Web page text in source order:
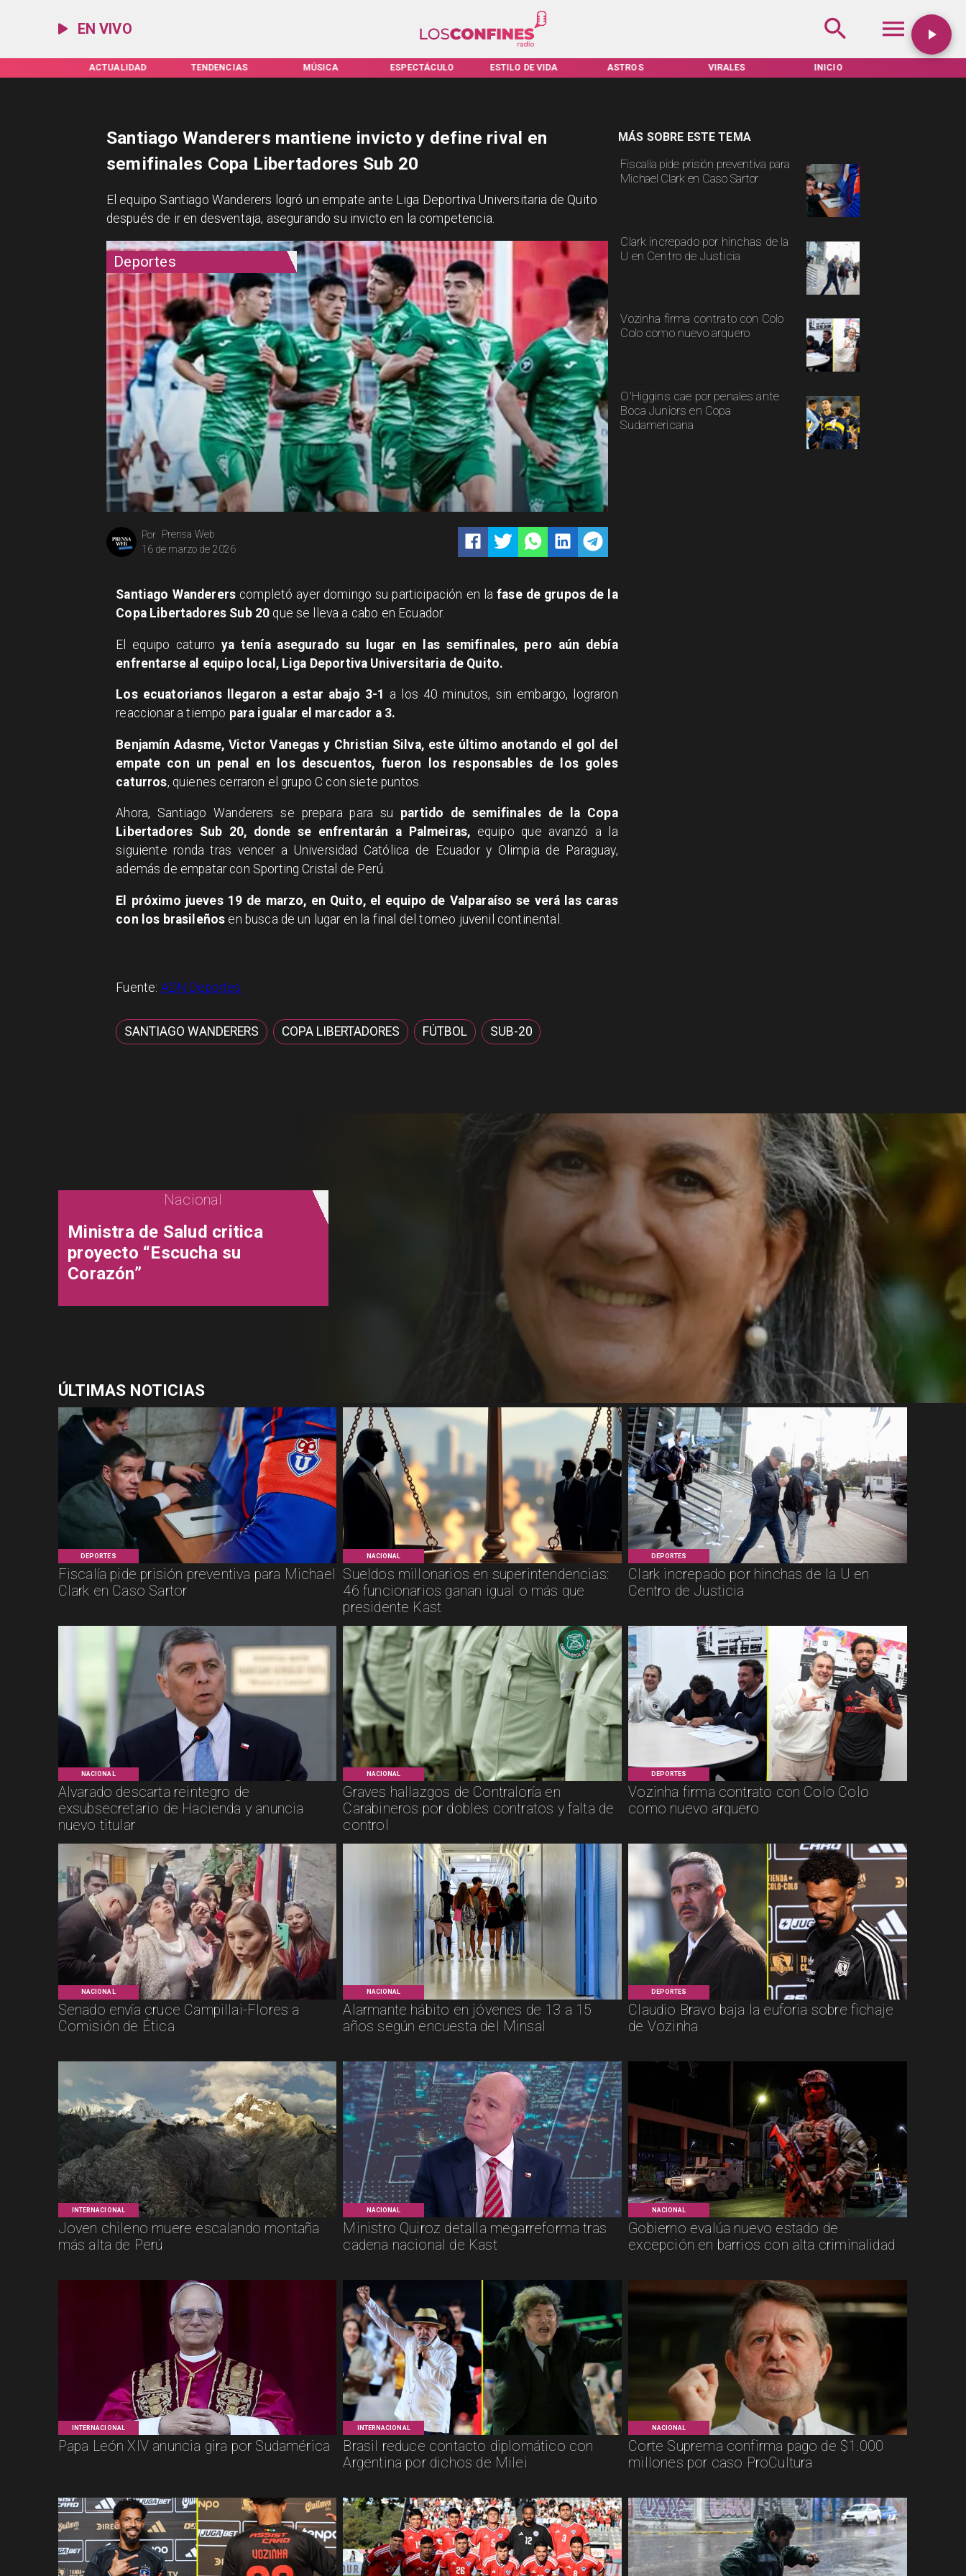
EN VIVO
TENDENCIAS MÚSICA ESPECTÁCULO ESTILO DE VIDA ASTROS VIRALES INICIO TARIFAS SERVEL
Deportes
Prensa Web
Por
16 de marzo de 2026
Fiscalía pide prisión preventiva para
Michael Clark en Caso Sartor
Clark increpado por hinchas de la
U en Centro de Justicia
Vozinha firma contrato con Colo
Colo como nuevo arquero
O'Higgins cae por penales ante
Boca Juniors en Copa
Sudamericana
MÁS SOBRE ESTE TEMA
Santiago Wanderers mantiene invicto y define rival en
semifinales Copa Libertadores Sub 20
El equipo Santiago Wanderers logró un empate ante Liga Deportiva Universitaria de Quito
después de ir en desventaja, asegurando su invicto en la competencia.
Santiago Wanderers completó ayer domingo su participación en lafase de grupos de la
Copa Libertadores Sub 20 que se lleva a cabo en Ecuador.
El equipo caturro ya tenía asegurado su lugar en las semifinales, pero aún debía
enfrentarse al equipo local, Liga Deportiva Universitaria de Quito.
Los ecuatorianos llegaron a estar abajo 3-1 a los 40 minutos, sin embargo, lograron
reaccionar a tiempo para igualar el marcador a 3.
Benjamín Adasme, Victor Vanegas y Christian Silva, este último anotando el gol del
empate con un penal en los descuentos, fueron los responsables de los goles
caturros, quienes cerraron el grupo C con siete puntos.
Ahora, Santiago Wanderers se prepara para su partido de semifinales de la Copa
Libertadores Sub 20, donde se enfrentarán a Palmeiras, equipo que avanzó a la
siguiente ronda tras vencer a Universidad Católica de Ecuador y Olimpia de Paraguay,
además de empatar con Sporting Cristal de Perú.
El próximo jueves 19 de marzo, en Quito, el equipo de Valparaíso se verá las caras
con los brasileños en busca de un lugar en la final del torneo juvenil continental.
Fuente: ADN Deportes
SANTIAGO WANDERERS COPA LIBERTADORES FÚTBOL SUB-20
DEPORTES
Fiscalía pide prisión preventiva para Michael
Clark en Caso Sartor
NACIONAL
Sueldos millonarios en superintendencias:
46 funcionarios ganan igual o más que
presidente Kast
DEPORTES
Clark increpado por hinchas de la U en
Centro de Justicia
NACIONAL
Alvarado descarta reintegro de
exsubsecretario de Hacienda y anuncia
nuevo titular
NACIONAL
Graves hallazgos de Contraloría en
Carabineros por dobles contratos y falta de
control
DEPORTES
Vozinha firma contrato con Colo Colo
como nuevo arquero
NACIONAL
Senado envía cruce Campillai-Flores a
Comisión de Ética
NACIONAL
Alarmante hábito en jóvenes de 13 a 15
años según encuesta del Minsal
DEPORTES
Claudio Bravo baja la euforia sobre fichaje
de Vozinha
INTERNACIONAL
Joven chileno muere escalando montaña
más alta de Perú
NACIONAL
Ministro Quiroz detalla megarreforma tras
cadena nacional de Kast
NACIONAL
Gobierno evalúa nuevo estado de
excepción en barrios con alta criminalidad
INTERNACIONAL
Papa León XIV anuncia gira por Sudamérica
INTERNACIONAL
Brasil reduce contacto diplomático con
Argentina por dichos de Milei
NACIONAL
Corte Suprema confirma pago de $1.000
millones por caso ProCultura
Nacional
Ministra de Salud critica
proyecto “Escucha su
Corazón”
ÚLTIMAS NOTICIAS